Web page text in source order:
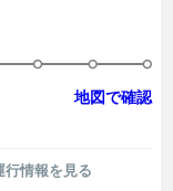
地図で確認
行情報を見る